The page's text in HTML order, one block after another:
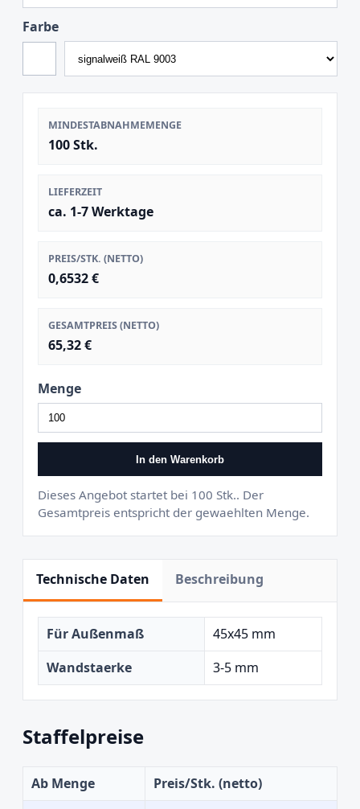
Farbe
MINDESTABNAHMEMENGE
100 Stk.
LIEFERZEIT
ca. 1-7 Werktage
PREIS/STK. (NETTO)
0,6532 €
GESAMTPREIS (NETTO)
65,32 €
Menge
In den Warenkorb
Dieses Angebot startet bei 100 Stk.. Der
Gesamtpreis entspricht der gewaehlten Menge.
Technische Daten Beschreibung
Für Außenmaß
45x45 mm
Wandstaerke
3-5 mm
Staffelpreise
Ab Menge
Preis/Stk. (netto)